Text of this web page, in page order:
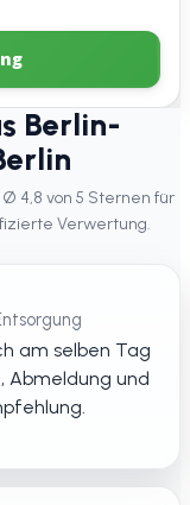
Berlin-
4,8 von 5 Sternen für
Verwertung.
am selben Tag
Abmeldung und